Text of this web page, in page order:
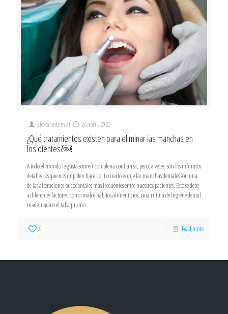
alextalentumat 26 abril, 2022
¿Qué tratamientos existen para eliminar las manchas en
los dientes?￼
A todo el mundo le gusta sonreír con plena confianza, pero, a veces, son los mínimos
detalles los que nos impiden hacerlo. Lo cierto es que las manchas dentales son una
de las alteraciones bucodentales más frecuentes entre nuestros pacientes. Esto se debe
a diferentes factores, como malos hábitos alimenticios, una rutina de higiene dental
inadecuada o el tabaquismo.
0 Read more